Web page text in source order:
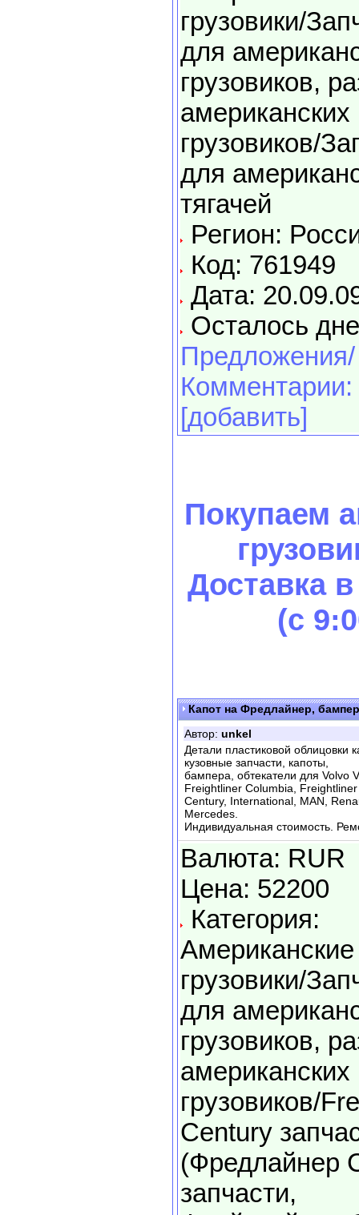
грузовики/
для
грузовиков,
американских
грузовиков/
для
тягачей
Регион:
Код: 761949
Дата:
Осталось
Предложения/
Комментарии:
[добавить]
Покупаем
Доставка
(с
Капот на Фредлайнер,
Автор: unkel
Детали пластиковой облицовки
кузовные запчасти, капоты,
бампера, обтекатели для Volvo
Freightliner Columbia, Freightliner
Century, International, MAN,
Mercedes.
Индивидуальная стоимость.
Валюта: RUR
Цена: 52200
Категория:
Американские
грузовики/
для
грузовиков,
американских
грузовиков/
Century
(Фредлайнер
запчасти,